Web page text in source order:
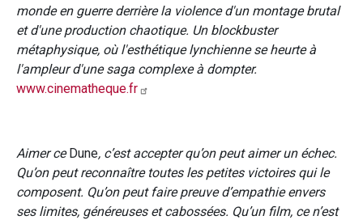
monde en guerre derrière la violence d'un montage brutal
et d'une production chaotique. Un blockbuster
métaphysique, où l'esthétique lynchienne se heurte à
l'ampleur d'une saga complexe à dompter.
www.cinematheque.fr
Aimer ceDune, c’est accepter qu’on peut aimer un échec.
Qu’on peut reconnaître toutes les petites victoires qui le
composent. Qu’on peut faire preuve d’empathie envers
ses limites, généreuses et cabossées. Qu’un film, ce n’est